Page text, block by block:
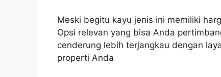
Meski begitu kayu jenis ini memiliki
Opsi relevan yang bisa Anda
cenderung lebih terjangkau dengan
properti Anda